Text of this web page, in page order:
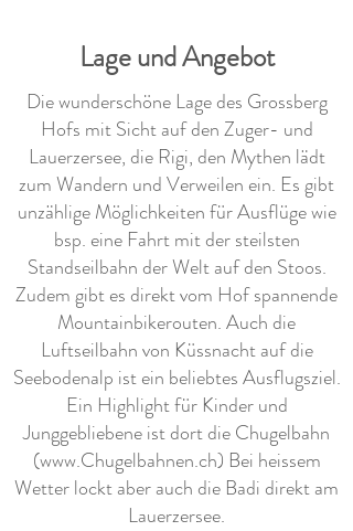
Lage und Angebot
Die wunderschöne Lage des Grossberg
Hofs mit Sicht auf den Zuger- und
Lauerzersee, die Rigi, den Mythen lädt
zum Wandern und Verweilen ein. Es gibt
unzählige Möglichkeiten für Ausflüge wie
bsp. eine Fahrt mit der steilsten
Standseilbahn der Welt auf den Stoos.
Zudem gibt es direkt vom Hof spannende
Mountainbikerouten. Auch die
Luftseilbahn von Küssnacht auf die
Seebodenalp ist ein beliebtes Ausflugsziel.
Ein Highlight für Kinder und
Junggebliebene ist dort die Chugelbahn
(www.Chugelbahnen.ch) Bei heissem
Wetter lockt aber auch die Badi direkt am
Lauerzersee.